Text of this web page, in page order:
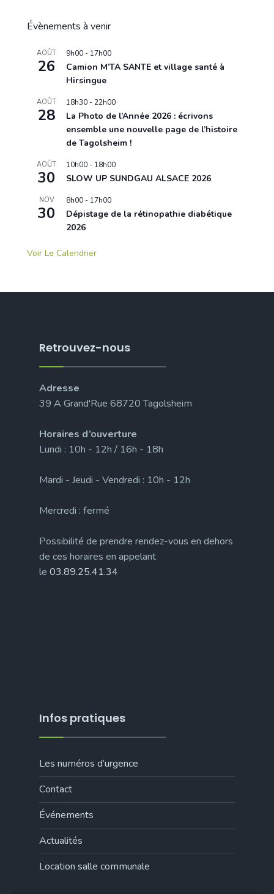
Évènements à venir
AOÛT
26
9h00 - 17h00
Camion M’TA SANTE et village santé à
Hirsingue
AOÛT
28
18h30 -22h00
La Photo de l’Année 2026 : écrivons
ensemble une nouvelle page de l’histoire
de Tagolsheim !
AOÛT
30
10h00 - 18h00
SLOW UP SUNDGAU ALSACE 2026
NOV
30
8h00 - 17h00
Dépistage de la rétinopathie diabétique
2026
Voir Le Calendrier
Retrouvez-nous
Adresse
39 A Grand'Rue 68720 Tagolsheim
Horaires d’ouverture
Lundi : 10h - 12h / 16h - 18h
Mardi - Jeudi - Vendredi : 10h - 12h
Mercredi : fermé
Possibilité de prendre rendez-vous en dehors
de ces horaires en appelant
le 03.89.25.41.34
Infos pratiques
Les numéros d’urgence
Contact
Événements
Actualités
Location salle communale